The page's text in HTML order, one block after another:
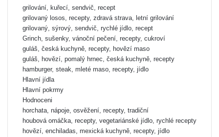
grilování, kuřecí, sendvič, recept
grilovaný losos, recepty, zdravá strava, letní grilování
grilovaný, sýrový, sendvič, rychlé jídlo, recept
Grinch, sušenky, vánoční pečení, recepty, cukroví
guláš, česká kuchyně, recepty, hovězí maso
guláš, hovězí, pomalý hrnec, česká kuchyně, recepty
hamburger, steak, mleté maso, recepty, jídlo
Hlavní jídla
Hlavní pokrmy
Hodnoceni
horchata, nápoje, osvěžení, recepty, tradiční
houbová omáčka, recepty, vegetariánské jídlo, rychlé recepty
hovězí, enchiladas, mexická kuchyně, recepty, jídlo